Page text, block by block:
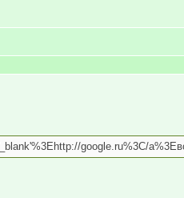
google.ru%3C/